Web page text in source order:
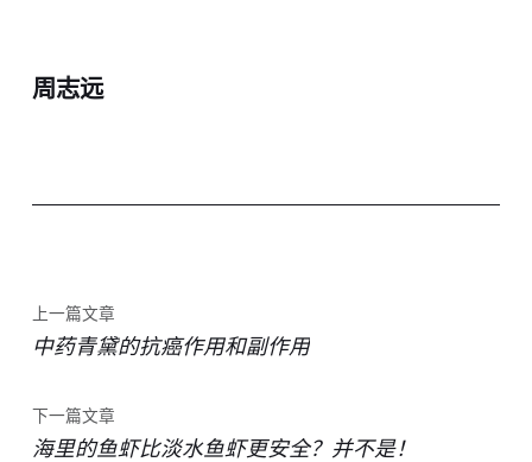
周志远
上一篇文章
中药青黛的抗癌作用和副作用
下一篇文章
海里的鱼虾比淡水鱼虾更安全？并不是！